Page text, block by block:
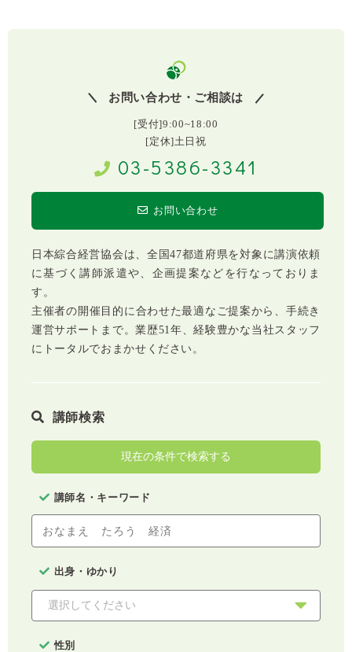
お問い合わせ・ご相談は
[受付]9:00~18:00
[定休]土日祝
03-5386-3341
お問い合わせ
日本綜合経営協会は、全国47都道府県を対象に講演依頼
に基づく講師派遣や、企画提案などを行なっておりま
す。
主催者の開催目的に合わせた最適なご提案から、手続き
運営サポートまで。業歴51年、経験豊かな当社スタッフ
にトータルでおまかせください。
講師検索
現在の条件で検索する
講師名・キーワード
出身・ゆかり
性別